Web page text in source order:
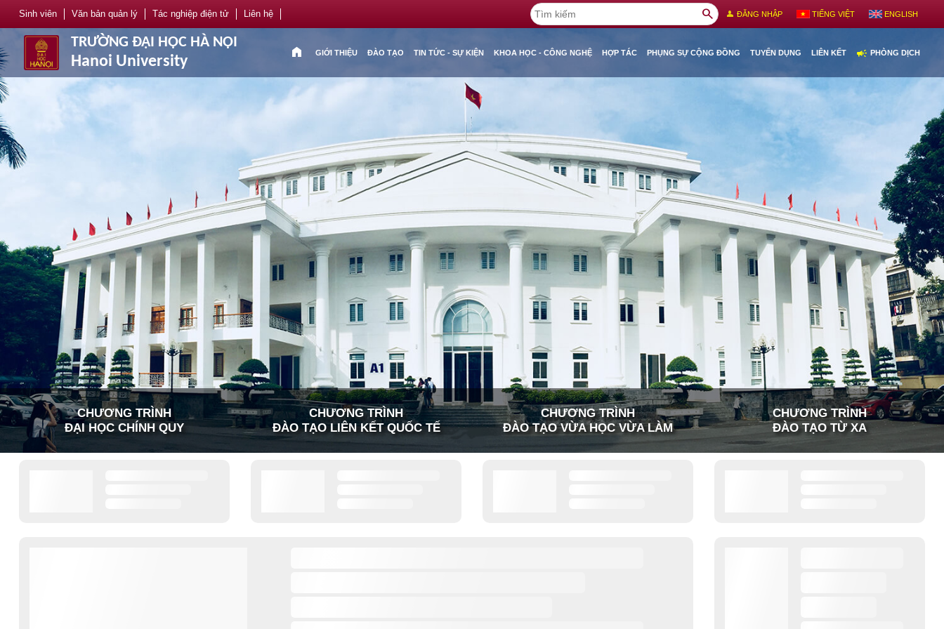
Sinh viên Văn bản quản lý Tác nghiệp điện tử Liên hệ search person ĐĂNG NHẬP TIẾNG VIỆT ENGLISH
TRƯỜNG ĐẠI HỌC HÀ NỘI
Hanoi University
home GIỚI THIỆU ĐÀO TẠO TIN TỨC - SỰ KIỆN KHOA HỌC - CÔNG NGHỆ HỢP TÁC PHỤNG SỰ CỘNG ĐỒNG TUYỂN DỤNG LIÊN KẾT campaign PHÒNG DỊCH
CHƯƠNG TRÌNH
ĐẠI HỌC CHÍNH QUY
CHƯƠNG TRÌNH
ĐÀO TẠO LIÊN KẾT QUỐC TẾ
CHƯƠNG TRÌNH
ĐÀO TẠO VỪA HỌC VỪA LÀM
CHƯƠNG TRÌNH
ĐÀO TẠO TỪ XA